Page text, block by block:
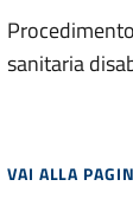
sanitaria
VAI ALLA